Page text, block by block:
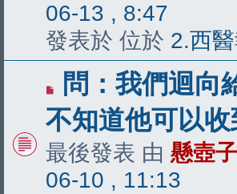
06-13 , 8:47
發表於 位於 2.西
有
新
文
章
問：我們迴向
不知道他可以收
最後發表 由 懸壺子
06-10 , 11:13